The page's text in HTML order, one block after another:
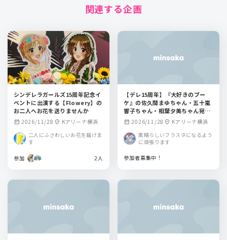
関連する企画
シンデレラガールズ15周年記念イ
ベントに出演する【Flowery】の
お二人へお花を送りませんか
calendar_month 2026/11/28 location_on Kアリーナ横浜
二人にふさわしいお花を届けま
す
参加 2人
【デレ15周年】『大好きのブー
ケ』の佐久間まゆちゃん・五十嵐
響子ちゃん・相葉夕美ちゃん宛フ
ラワースタンド企画【CG総選挙】
calendar_month 2026/11/28 location_on Kアリーナ横浜
素晴らしいフラスタになるよう
に頑張ります
参加者募集中！